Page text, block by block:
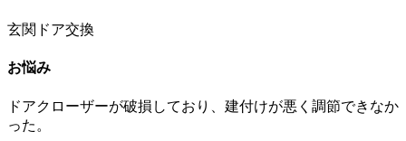
玄関ドア交換
お悩み
ドアクローザーが破損しており、建付けが悪く調節できなか
った。